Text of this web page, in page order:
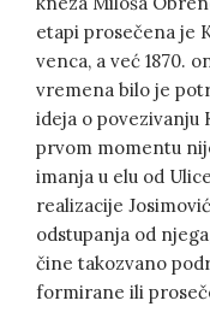
etapi prosečena je
venca, a već 1870.
vremena bilo je
ideja o povezivanju
prvom momentu
imanja u elu od
realizacije
odstupanja od
čine takozvano
formirane ili